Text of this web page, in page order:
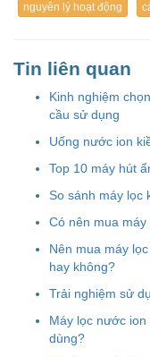
nguyên lý hoạt động
Tin liên quan
Kinh nghiệm
cầu sử dụng
Uống nước ion
Top 10 máy hút
So sánh máy lọc
Có nên mua
Nên mua máy
hay không?
Trải nghiệm sử
Máy lọc nước
dùng?